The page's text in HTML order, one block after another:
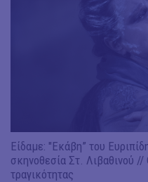
Είδαμε: "Εκάβη” του
σκηνοθεσία Στ. Λιβαθινού
τραγικότητας